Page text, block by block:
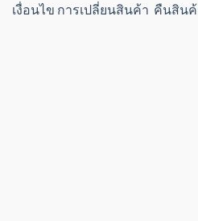
เงื่อนไข การเปลี่ยนสินค้า คืนสิน